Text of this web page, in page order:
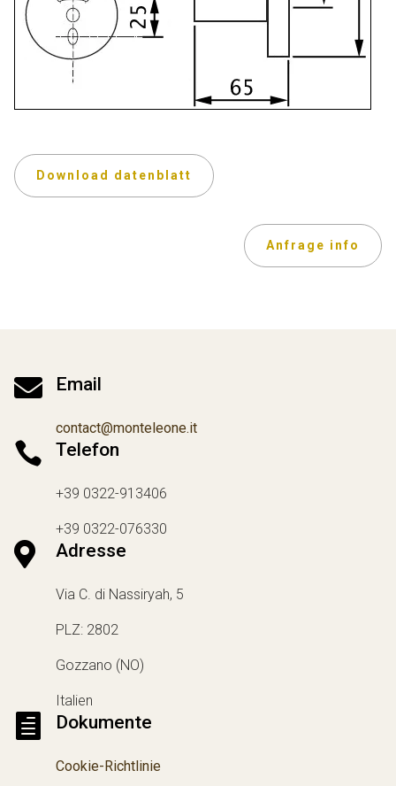
Download datenblatt
Anfrage info
 Email
contact@monteleone.it
 Telefon
+39 0322-913406
+39 0322-076330
 Adresse
Via C. di Nassiryah, 5
PLZ: 2802
Gozzano (NO)
Italien
 Dokumente
Cookie-Richtlinie